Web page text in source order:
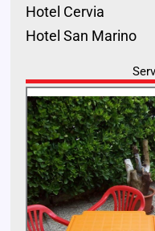
Hotel Cervia
Hotel San Marino